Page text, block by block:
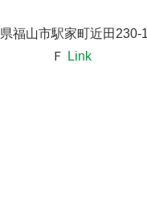
福山市駅家町近田230-
Ｆ
Link